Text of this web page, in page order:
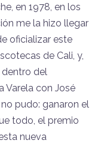
en 1978, en los
me la hizo llegar
oficializar este
de Cali, y,
dentro del
Varela con José
pudo: ganaron el
todo, el premio
nueva